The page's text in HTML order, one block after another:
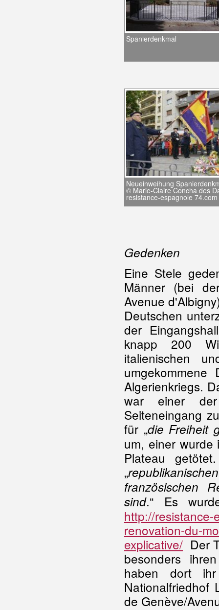
Spanierdenkmal
Neueinweihung
© Marie-Claire Concha des
resistance-espagnole 74.com
Gedenken
Eine Stele
Männer (bei
Avenue
Deutschen
der
knapp 200
italienischen
Algerienkriegs.
war einer
Seiteneingang
für „die Freiheit
um, einer wurde
Plateau
„
französischen
sind.“ Es
http://
renovation-du-
explicative/ Der
besonders
haben dort
de Genève/